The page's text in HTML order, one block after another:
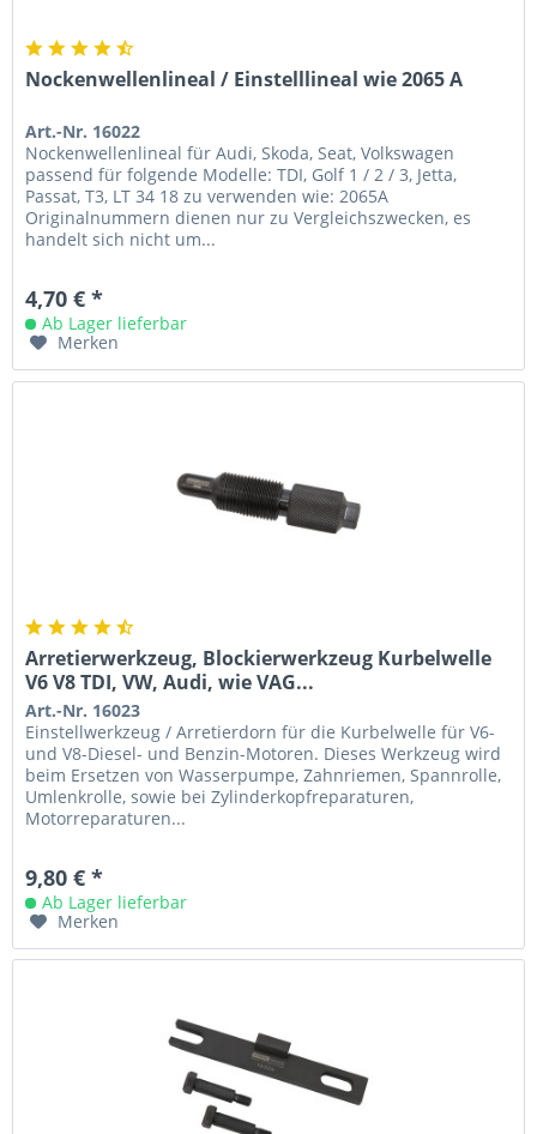
Nockenwellenlineal / Einstelllineal wie 2065 A
Art.-Nr. 16022
Nockenwellenlineal für Audi, Skoda, Seat, Volkswagen
passend für folgende Modelle: TDI, Golf 1 / 2 / 3, Jetta,
Passat, T3, LT 34 18 zu verwenden wie: 2065A
Originalnummern dienen nur zu Vergleichszwecken, es
handelt sich nicht um...
4,70 € *
Ab Lager lieferbar
Merken
Arretierwerkzeug, Blockierwerkzeug Kurbelwelle
V6 V8 TDI, VW, Audi, wie VAG...
Art.-Nr. 16023
Einstellwerkzeug / Arretierdorn für die Kurbelwelle für V6-
und V8-Diesel- und Benzin-Motoren. Dieses Werkzeug wird
beim Ersetzen von Wasserpumpe, Zahnriemen, Spannrolle,
Umlenkrolle, sowie bei Zylinderkopfreparaturen,
Motorreparaturen...
9,80 € *
Ab Lager lieferbar
Merken